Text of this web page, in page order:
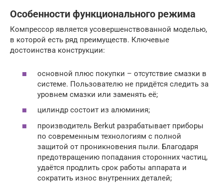
Особенности функционального режима
Компрессор является усовершенствованной моделью,
в которой есть ряд преимуществ. Ключевые
достоинства конструкции:
основной плюс покупки – отсутствие смазки в
системе. Пользователю не придётся следить за
уровнем смазки или заменять её;
цилиндр состоит из алюминия;
производитель Berkut разрабатывает приборы
по современным технологиям с полной
защитой от проникновения пыли. Благодаря
предотвращению попадания сторонних частиц,
удаётся продлить срок работы аппарата и
сократить износ внутренних деталей;